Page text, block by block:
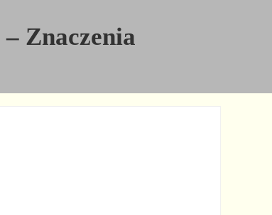
Znaczenia